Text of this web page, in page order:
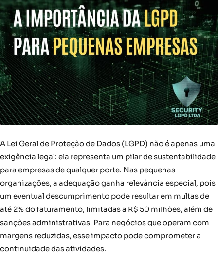
A Lei Geral de Proteção de Dados (LGPD) não é apenas uma
exigência legal: ela representa um pilar de sustentabilidade
para empresas de qualquer porte. Nas pequenas
organizações, a adequação ganha relevância especial, pois
um eventual descumprimento pode resultar em multas de
até 2% do faturamento, limitadas a R$ 50 milhões, além de
sanções administrativas. Para negócios que operam com
margens reduzidas, esse impacto pode comprometer a
continuidade das atividades.